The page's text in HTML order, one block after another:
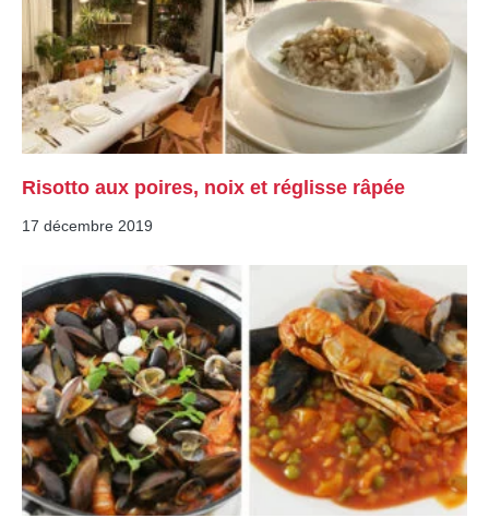
Risotto aux poires, noix et réglisse râpée
17 décembre 2019